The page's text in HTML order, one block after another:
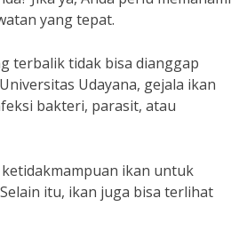
yang tepat.
terbalik tidak bisa dianggap
Udayana, gejala ikan
bakteri, parasit, atau
ikan untuk
itu, ikan juga bisa terlihat